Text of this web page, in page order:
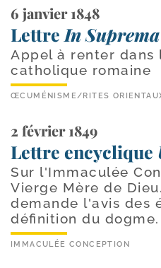
6 janvier 1848
Lettre In
Appel à renter dans
catholique romaine
ŒCUMÉNISME/RITES
2 février 1849
Lettre encyclique
Sur l'Immaculée
Vierge Mère de
demande l'avis des
définition du dogme.
IMMACULÉE CONCEPTION